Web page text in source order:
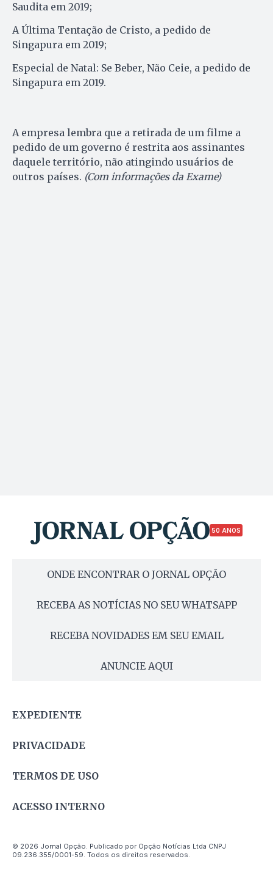
Saudita em 2019;
A Última Tentação de Cristo, a pedido de
Singapura em 2019;
Especial de Natal: Se Beber, Não Ceie, a pedido de
Singapura em 2019.
A empresa lembra que a retirada de um filme a
pedido de um governo é restrita aos assinantes
daquele território, não atingindo usuários de
outros países. (Com informações da Exame)
50 ANOS
ONDE ENCONTRAR O JORNAL OPÇÃO
RECEBA AS NOTÍCIAS NO SEU WHATSAPP
RECEBA NOVIDADES EM SEU EMAIL
ANUNCIE AQUI
EXPEDIENTE
PRIVACIDADE
TERMOS DE USO
ACESSO INTERNO
© 2026 Jornal Opção. Publicado por Opção Notícias Ltda CNPJ
09.236.355/0001-59. Todos os direitos reservados.